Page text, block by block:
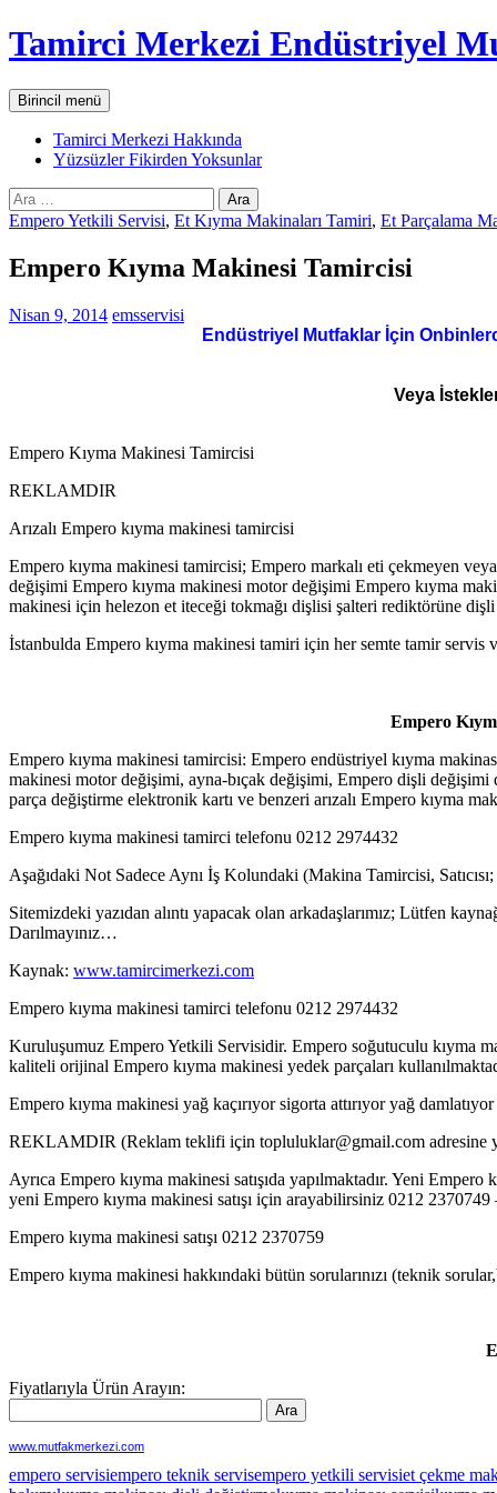
İçeriğe
atla
Tamirci Merkezi Endüstriyel
AraBirincil menü
Tamirci Merkezi Hakkında
Yüzsüzler Fikirden Yoksunlar
Arama:
Empero Yetkili Servisi, Et Kıyma Makinaları Tamiri, Et Parçalama
Empero Kıyma Makinesi Tamircisi
Nisan 9, 2014 emsservisi
Endüstriyel Mutfaklar İçin
Veya
Empero Kıyma Makinesi Tamircisi
REKLAMDIR
Arızalı Empero kıyma makinesi tamircisi
Empero kıyma makinesi tamircisi; Empero markalı eti çekmeyen
değişimi Empero kıyma makinesi motor değişimi Empero kıyma
makinesi için helezon et iteceği tokmağı dişlisi şalteri rediktörüne
İstanbulda Empero kıyma makinesi tamiri için her semte tamir servis
Empero
Empero kıyma makinesi tamircisi: Empero endüstriyel kıyma
makinesi motor değişimi, ayna-bıçak değişimi, Empero dişli değişimi
parça değiştirme elektronik kartı ve benzeri arızalı Empero kıyma
Empero kıyma makinesi tamirci telefonu 0212 2974432
Aşağıdaki Not Sadece Aynı İş Kolundaki (Makina Tamircisi,
Sitemizdeki yazıdan alıntı yapacak olan arkadaşlarımız; Lütfen
Darılmayınız…
Kaynak: www.tamircimerkezi.com
Empero kıyma makinesi tamirci telefonu 0212 2974432
Kuruluşumuz Empero Yetkili Servisidir. Empero soğutuculu kıyma
kaliteli orijinal Empero kıyma makinesi yedek parçaları
Empero kıyma makinesi yağ kaçırıyor sigorta attırıyor yağ
REKLAMDIR (Reklam teklifi için topluluklar@gmail.com adresine
Ayrıca Empero kıyma makinesi satışıda yapılmaktadır. Yeni
yeni Empero kıyma makinesi satışı için arayabilirsiniz 0212
Empero kıyma makinesi satışı 0212 2370759
Empero kıyma makinesi hakkındaki bütün sorularınızı (teknik
Fiyatlarıyla Ürün Arayın:
www.mutfakmerkezi.com
empero servisiempero teknik servisempero yetkili servisiet çekme